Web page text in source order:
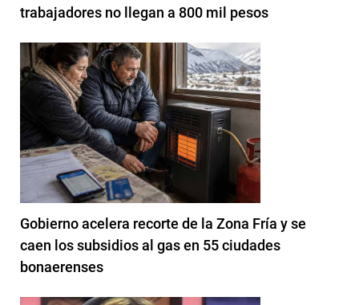
trabajadores no llegan a 800 mil pesos
Gobierno acelera recorte de la Zona Fría y se
caen los subsidios al gas en 55 ciudades
bonaerenses